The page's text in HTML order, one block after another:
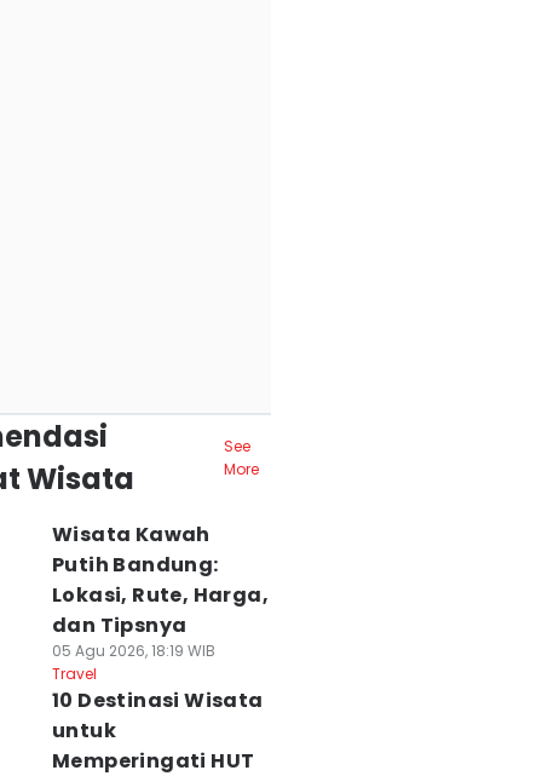
Wisata
See
More
Wisata Kawah
Putih Bandung:
Lokasi, Rute, Harga,
dan Tipsnya
05 Agu 2026, 18:19 WIB
Travel
10 Destinasi Wisata
untuk
Memperingati HUT